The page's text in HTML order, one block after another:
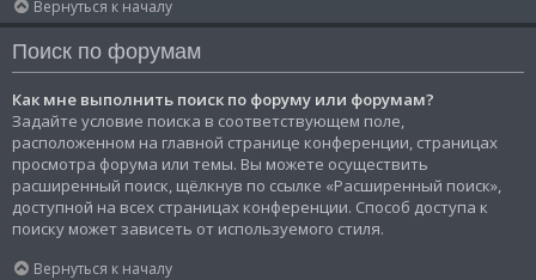
Вернуться к началу
Поиск по форумам
Как мне выполнить поиск по форуму или форумам?
Задайте условие поиска в соответствующем поле,
расположенном на главной странице конференции, страницах
просмотра форума или темы. Вы можете осуществить
расширенный поиск, щёлкнув по ссылке «Расширенный поиск»,
доступной на всех страницах конференции. Способ доступа к
поиску может зависеть от используемого стиля.
Вернуться к началу